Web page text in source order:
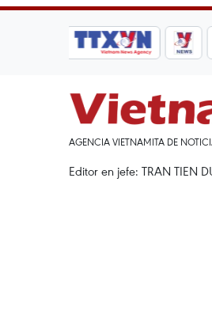
AGENCIA VIETNAMITA DE
Editor en jefe: TRAN TIEN